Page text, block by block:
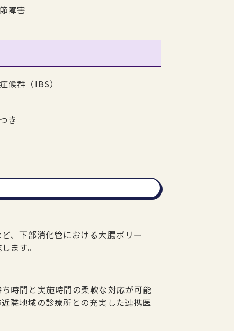
障害
候群（IBS）
き
、下部消化管における大腸ポリー
ます。
時間と実施時間の柔軟な対応が可能
隣地域の診療所との充実した連携医